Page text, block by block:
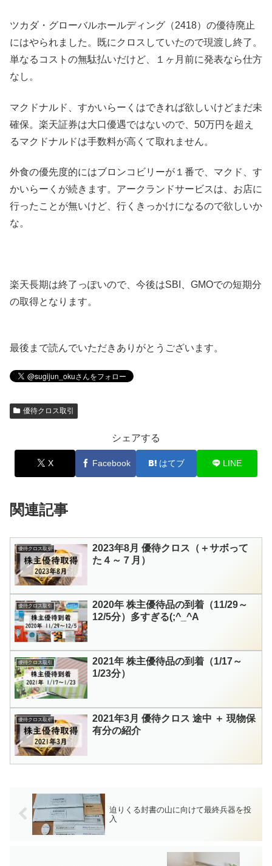
ツカダ・グローバルホールディング（2418）の優待廃止
にはやられました。既にクロスしていたので現渡し終了。
単なるコストの無駄払いだけど、１ヶ月前に発表なら仕方
なし。
マクドナルド、すかいらーくはできれば欲しいけどまだ未
確保。楽天証券は大口優遇ではないので、50万円を超え
るマクドナルドは手数料が高くて取れません。
外食の優先度的にはブロンコビリーが１番で、マクド、す
かいらーくが続きます。アークランドサービスは、お店に
行ったことが無いけど、行くきっかけになるので欲しいか
な。
楽天長期は終了っぽいので、今後はSBI、GMOでの短期分
の取得となります。
最後まで読んでいただきありがとうございます。
優待クロス取引
シェアする
X Facebook はてブ LINE
関連記事
優待クロス取引
2023年8月 優待クロス（＋サボって
た４～７月）
優待クロス取引
2020年 株主優待品の到着（11/29～
12/5分）多すぎる(;^_^A
優待クロス取引
2021年 株主優待品の到着（1/17～
1/23分）
優待クロス取引
2021年3月 優待クロス 途中 ＋ 現物保
有分の紹介
迫りくる封書の山に向けて最終兵器を投
入